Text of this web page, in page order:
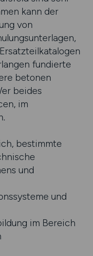
kann der
von
fundierte
betonen
beides
im
bestimmte
und
und
im Bereich